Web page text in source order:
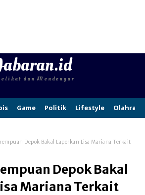
dan Mendengar
Game Politik Lifestyle Olahraga
Depok Bakal Laporkan Lisa Mariana Terkait
Depok Bakal
Mariana Terkait